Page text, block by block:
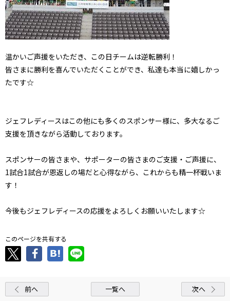
温かいご声援をいただき、この日チームは逆転勝利！
皆さまに勝利を喜んでいただくことができ、私達も本当に嬉しかっ
たです☆
ジェフレディースはこの他にも多くのスポンサー様に、多大なるご
支援を頂きながら活動しております。
スポンサーの皆さまや、サポーターの皆さまのご支援・ご声援に、
1試合1試合が恩返しの場だと心得ながら、これからも精一杯戦いま
す！
今後もジェフレディースの応援をよろしくお願いいたします☆
このページを共有する
前へ 一覧へ 次へ